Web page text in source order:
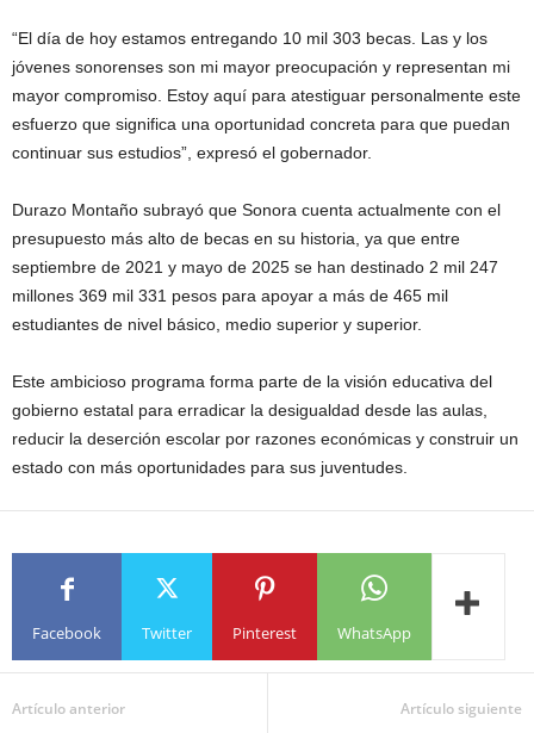
“El día de hoy estamos entregando 10 mil 303 becas. Las y los
jóvenes sonorenses son mi mayor preocupación y representan mi
mayor compromiso. Estoy aquí para atestiguar personalmente este
esfuerzo que significa una oportunidad concreta para que puedan
continuar sus estudios”, expresó el gobernador.
Durazo Montaño subrayó que Sonora cuenta actualmente con el
presupuesto más alto de becas en su historia, ya que entre
septiembre de 2021 y mayo de 2025 se han destinado 2 mil 247
millones 369 mil 331 pesos para apoyar a más de 465 mil
estudiantes de nivel básico, medio superior y superior.
Este ambicioso programa forma parte de la visión educativa del
gobierno estatal para erradicar la desigualdad desde las aulas,
reducir la deserción escolar por razones económicas y construir un
estado con más oportunidades para sus juventudes.
Facebook Twitter Pinterest WhatsApp
Artículo anterior Artículo siguiente